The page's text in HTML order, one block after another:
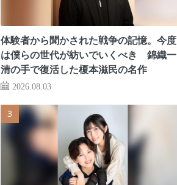
体験者から聞かされた戦争の記憶。今度
は僕らの世代が紡いでいくべき 錦織一
清の手で復活した榎本滋民の名作
2026.08.03